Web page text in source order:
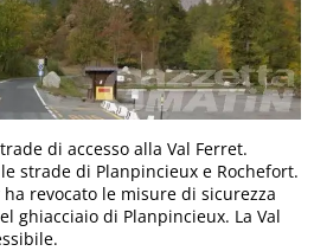
di accesso alla Val Ferret.
strade di Planpincieux e Rochefort.
revocato le misure di sicurezza
ghiacciaio di Planpincieux. La Val